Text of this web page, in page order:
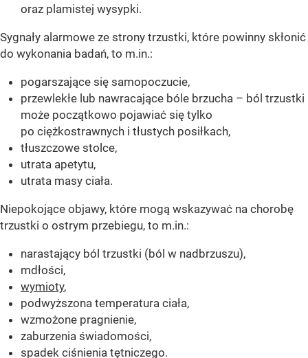
oraz plamistej wysypki.
Sygnały alarmowe ze strony trzustki, które powinny skłonić
do wykonania badań, to m.in.:
pogarszające się samopoczucie,
przewlekłe lub nawracające bóle brzucha – ból trzustki
może początkowo pojawiać się tylko
po ciężkostrawnych i tłustych posiłkach,
tłuszczowe stolce,
utrata apetytu,
utrata masy ciała.
Niepokojące objawy, które mogą wskazywać na chorobę
trzustki o ostrym przebiegu, to m.in.:
narastający ból trzustki (ból w nadbrzuszu),
mdłości,
wymioty,
podwyższona temperatura ciała,
wzmożone pragnienie,
zaburzenia świadomości,
spadek ciśnienia tętniczego.